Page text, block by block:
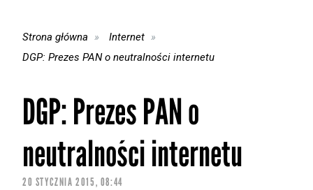
Strona główna
Internet
DGP: Prezes PAN o neutralności internetu
DGP: Prezes PAN o
neutralności internetu
20 STYCZNIA 2015, 08:44